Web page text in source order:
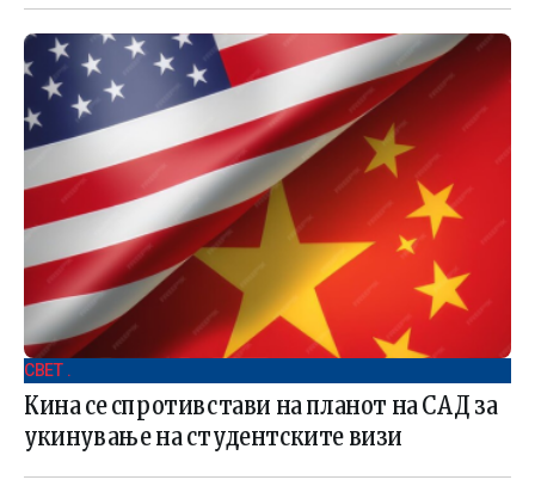
СВЕТ .
Кина се спротивстави на планот на САД за
укинување на студентските визи